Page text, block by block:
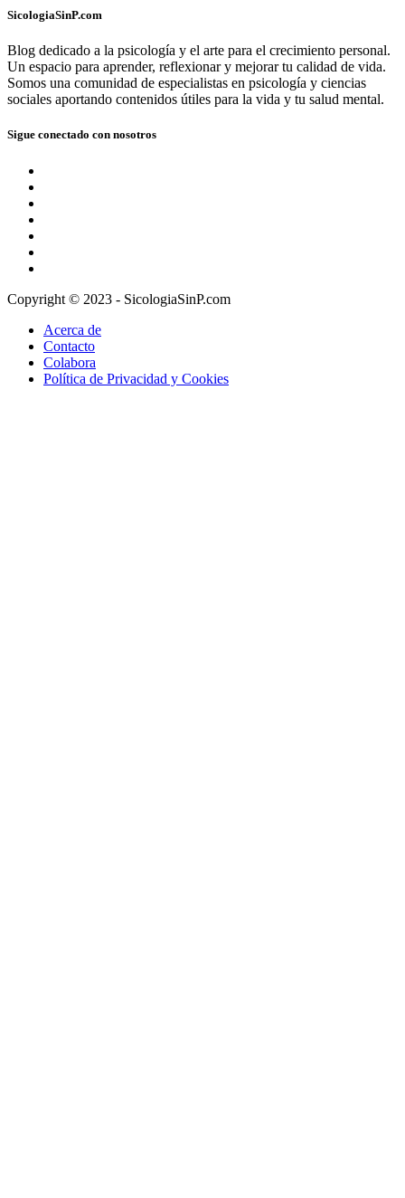
SicologiaSinP.com
Blog dedicado a la psicología y el arte para el crecimiento personal.
Un espacio para aprender, reflexionar y mejorar tu calidad de vida.
Somos una comunidad de especialistas en psicología y ciencias
sociales aportando contenidos útiles para la vida y tu salud mental.
Sigue conectado con nosotros
Copyright © 2023 - SicologiaSinP.com
Acerca de
Contacto
Colabora
Política de Privacidad y Cookies